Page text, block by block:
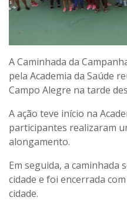
A Caminhada da
pela Academia da Saúde
Campo Alegre na tarde
A ação teve início na
participantes realizaram
alongamento.
Em seguida, a caminhada
cidade e foi encerrada
cidade.